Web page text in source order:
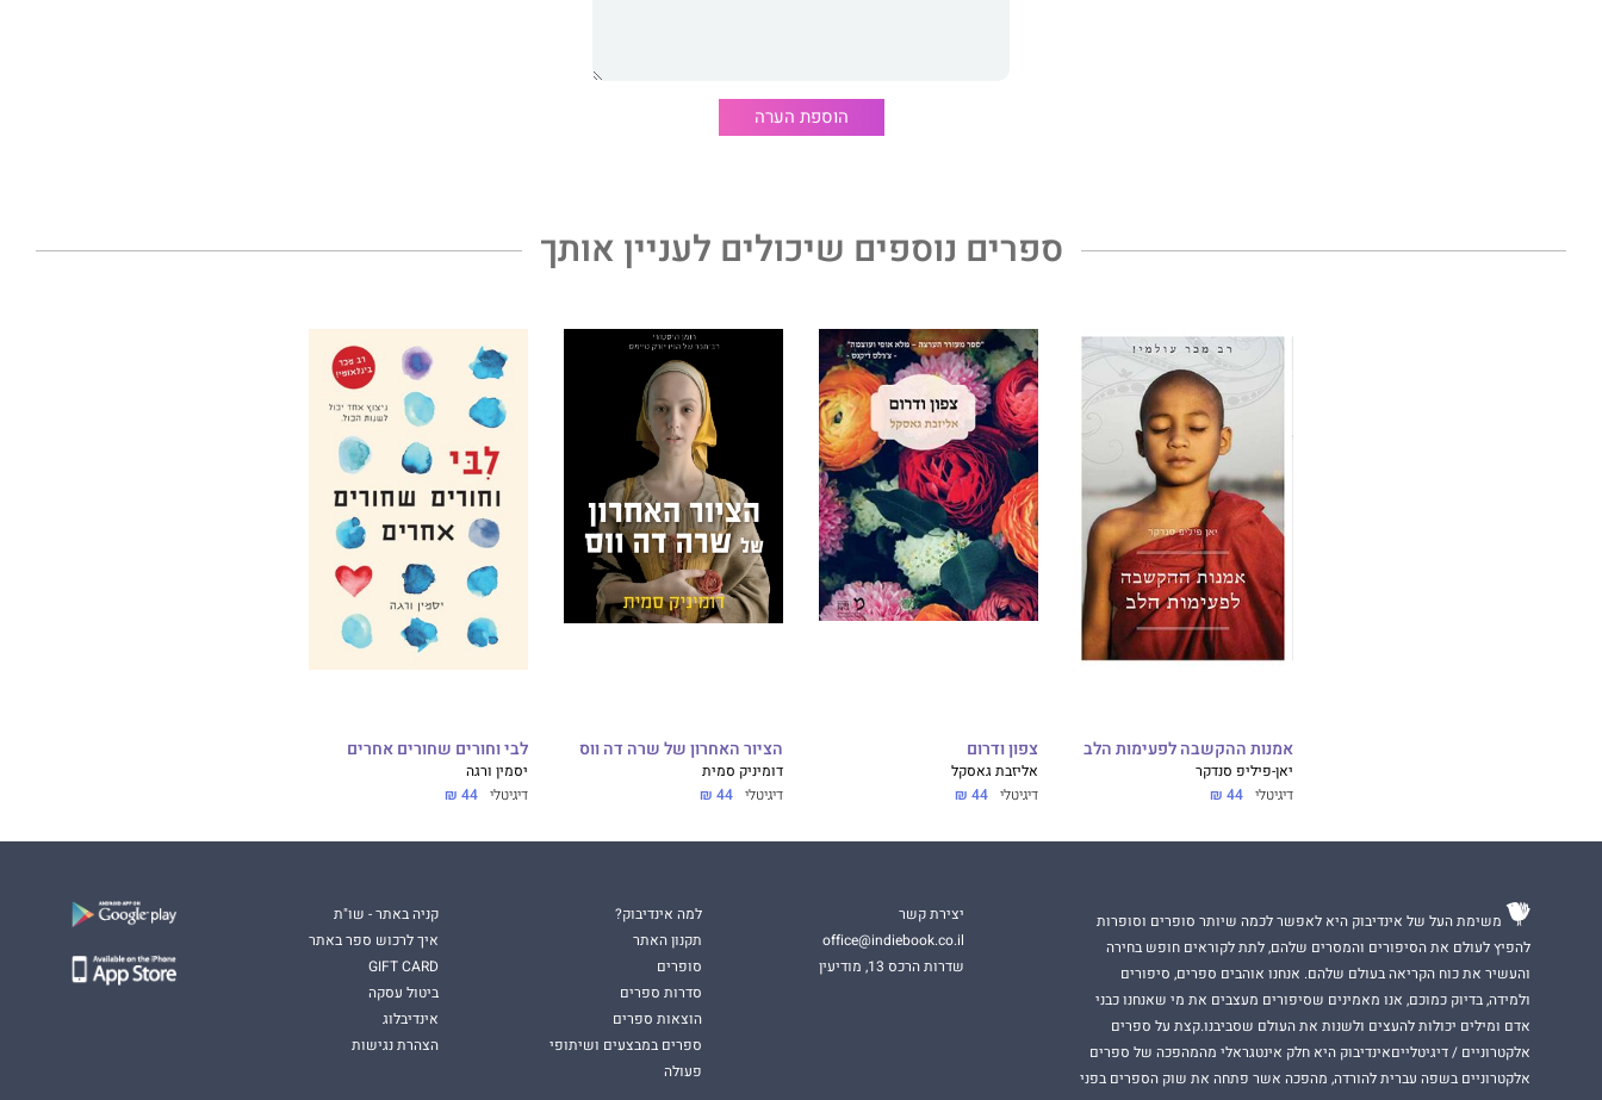
"הספר המקסים הזה מציע טיפים מעשיים לניקיון כמו גם תובנות מרתקות לגבי
הגישה הבודהיסטית לחיים, והקריאה בו מתאימה כהכנה נפשית לניקיון האביב."
הוספת הערה
ספרים נוספים שיכולים לעניין אותך
אמנות ההקשבה לפעימות הלב
יאן-פיליפ סנדקר
דיגיטלי 44 ₪
צפון ודרום
אליזבת גאסקל
דיגיטלי 44 ₪
הציור האחרון של שרה דה ווס
דומיניק סמית
דיגיטלי 44 ₪
לבי וחורים שחורים אחרים
יסמין ורגה
דיגיטלי 44 ₪
משימת העל של אינדיבוק היא לאפשר לכמה שיותר סופרים וסופרות
להפיץ לעולם את הסיפורים והמסרים שלהם, לתת לקוראים חופש בחירה
והעשיר את כוח הקריאה בעולם שלהם. אנחנו אוהבים ספרים, סיפורים
ולמידה, בדיוק כמוכם, אנו מאמינים שסיפורים מעצבים את מי שאנחנו כבני
אדם ומילים יכולות להעצים ולשנות את העולם שסביבנו.קצת על ספרים
אלקטרוניים / דיגיטלייםאינדיבוק היא חלק אינטגראלי מהמהפכה של ספרים
אלקטרוניים בשפה עברית להורדה, מהפכה אשר פתחה את שוק הספרים בפני
יצירת קשר
office@indiebook.co.il
שדרות הרכס 13, מודיעין
למה אינדיבוק?
תקנון האתר
סופרים
סדרות ספרים
הוצאות ספרים
ספרים במבצעים ושיתופי
פעולה
קניה באתר - שו"ת
איך לרכוש ספר באתר
GIFT CARD
ביטול עסקה
אינדיבלוג
הצהרת נגישות